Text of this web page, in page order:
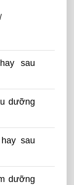
sau
dưỡng
sau
dưỡng